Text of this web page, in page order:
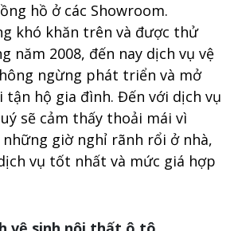
hồ ở các Showroom.
khó khăn trên và được thử
năm 2008, đến nay dịch vụ vệ
ngừng phát triển và mở
tận hộ gia đình. Đến với dịch vụ
sẽ cảm thấy thoải mái vì
giờ nghỉ rãnh rổi ở nhà,
vụ tốt nhất và mức giá hợp